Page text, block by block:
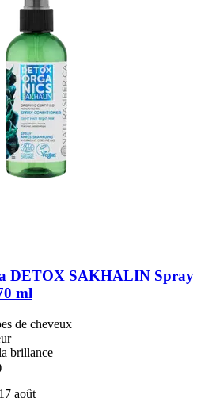
DETOX SAKHALIN Spray
ml
de cheveux
brillance
août